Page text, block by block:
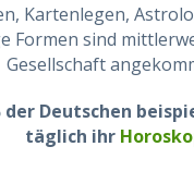
Kartenlegen,
Formen sind
Gesellschaft
der Deutschen
täglich ihr